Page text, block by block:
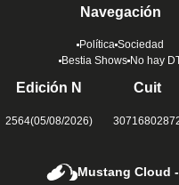
Navegación
Política Sociedad
Bestia Shows No hay
Edición N
2564(05/08/2026)
Cuit
Mustang Cloud -